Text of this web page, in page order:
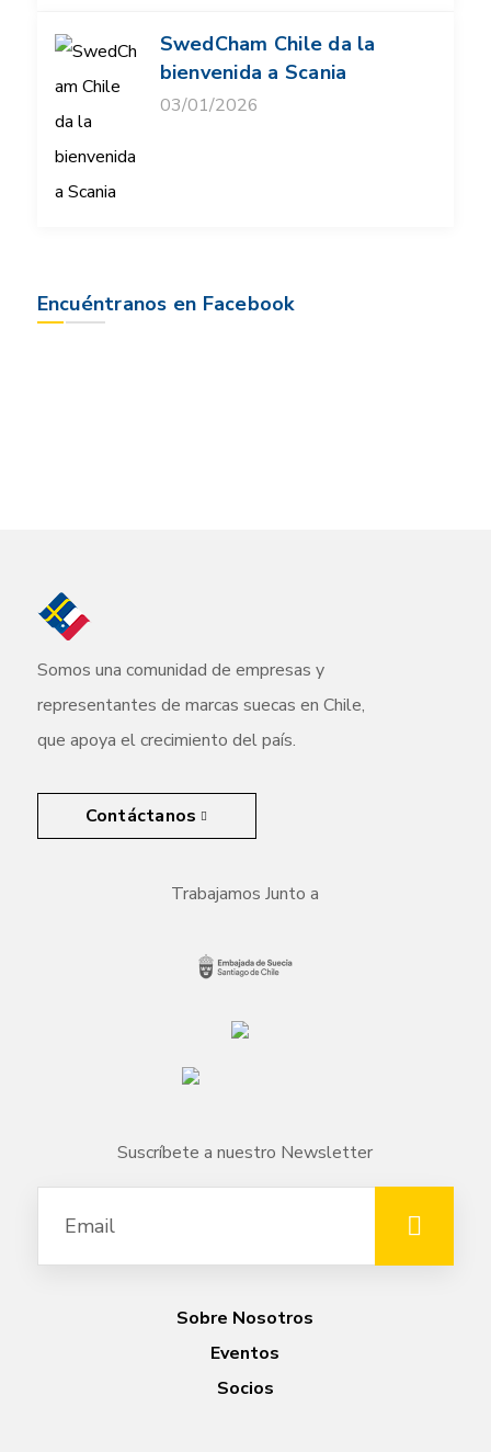
SwedCham Chile da la
bienvenida a Scania
03/01/2026
Encuéntranos en Facebook
Somos una comunidad de empresas y
representantes de marcas suecas en Chile,
que apoya el crecimiento del país.
Contáctanos
Trabajamos Junto a
Suscríbete a nuestro Newsletter
Sobre Nosotros
Eventos
Socios